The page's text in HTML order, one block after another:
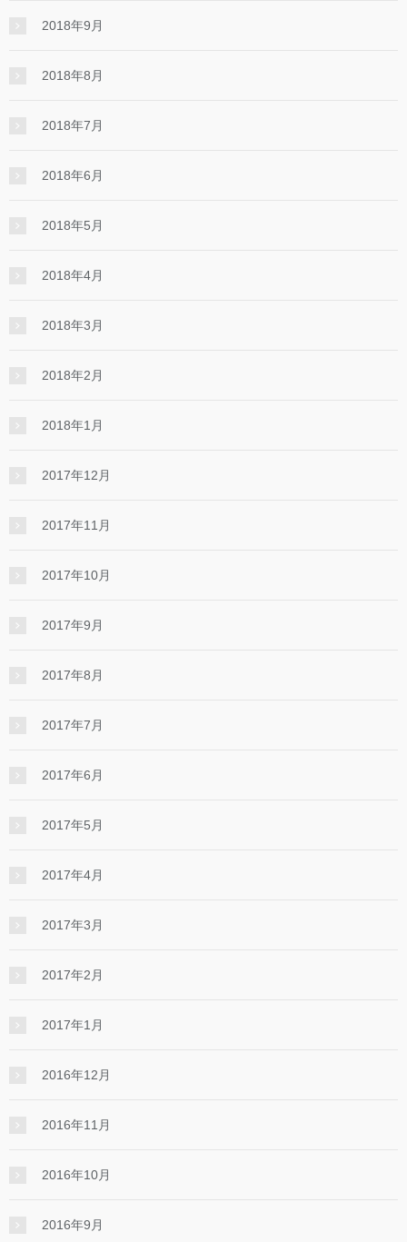
2018年9月
2018年8月
2018年7月
2018年6月
2018年5月
2018年4月
2018年3月
2018年2月
2018年1月
2017年12月
2017年11月
2017年10月
2017年9月
2017年8月
2017年7月
2017年6月
2017年5月
2017年4月
2017年3月
2017年2月
2017年1月
2016年12月
2016年11月
2016年10月
2016年9月